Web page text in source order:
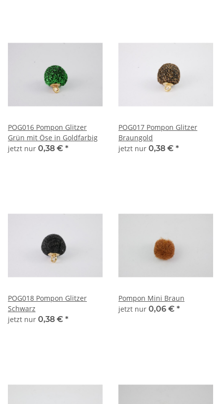
POG016 Pompon Glitzer
Grün mit Öse in Goldfarbig
jetzt nur 0,38 € *
POG017 Pompon Glitzer
Braungold
jetzt nur 0,38 € *
POG018 Pompon Glitzer
Schwarz
jetzt nur 0,38 € *
Pompon Mini Braun
jetzt nur 0,06 € *